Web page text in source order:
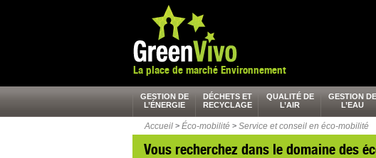
La place de marché Environnement
GESTION DE
L’ÉNERGIE
DÉCHETS ET
RECYCLAGE
QUALITÉ DE
L’AIR
GESTION DE
L’EAU
Accueil > Éco-mobilité > Service et conseil en éco-mobilité
Vous recherchez dans le domaine des